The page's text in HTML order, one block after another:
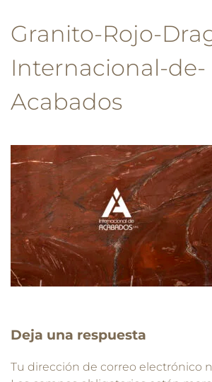
Granito-Rojo-
Internacional-de-
Acabados
Deja una respuesta
Tu dirección de correo electrónico